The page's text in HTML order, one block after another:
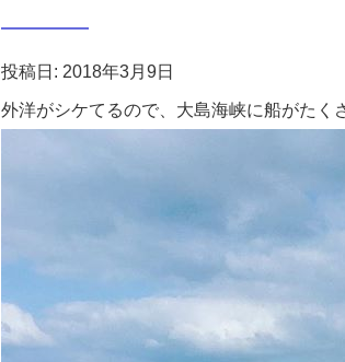
投稿日: 2018年3月9日
外洋がシケてるので、大島海峡に船がたく